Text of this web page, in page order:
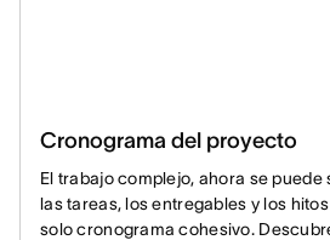
Cronograma del proyecto
El trabajo complejo, ahora se puede
las tareas, los entregables y los
solo cronograma cohesivo.